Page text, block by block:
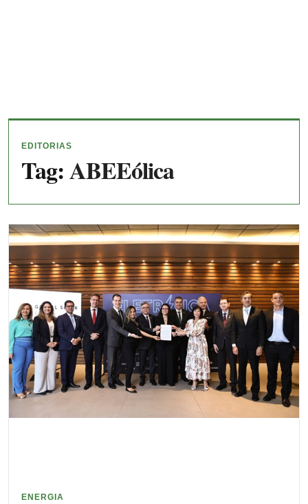
EDITORIAS
Tag:ABEEólica
ENERGIA